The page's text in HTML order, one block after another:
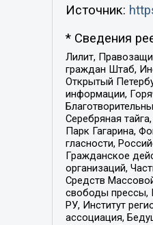
Источник:
* Сведения
Лилит,
граждан Штаб,
Открытый
информации,
Серебряная
Парк Гагарина,
гласности,
Гражданское
организаций,
Средств
свободы прессы,
РУ, Институт
ассоциация,